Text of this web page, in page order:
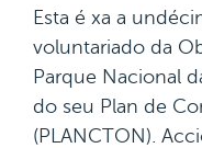
Esta é xa a
voluntariado da
Parque Nacional
do seu Plan de
(PLANCTON).